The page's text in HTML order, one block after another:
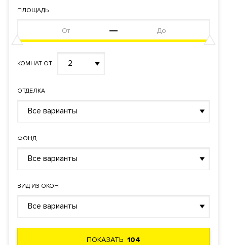
ПЛОЩАДЬ
КОМНАТ ОТ 2
ОТДЕЛКА
Все варианты
ФОНД
Все варианты
ВИД ИЗ ОКОН
Все варианты
ПОКАЗАТЬ 104